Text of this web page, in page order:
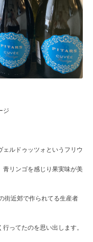
ジ
ェルドゥッツォというフリウ
青リンゴを感じり果実味が美
街近郊で作られてる生産者
ってたのを思い出します。